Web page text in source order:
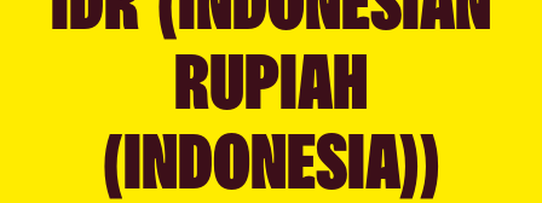
RUPIAH
(INDONESIA))